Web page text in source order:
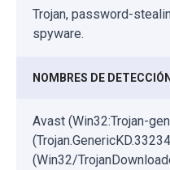
Trojan, password-
spyware.
NOMBRES DE DETECCIÓN
Avast (Win32:Trojan-
(Win32/